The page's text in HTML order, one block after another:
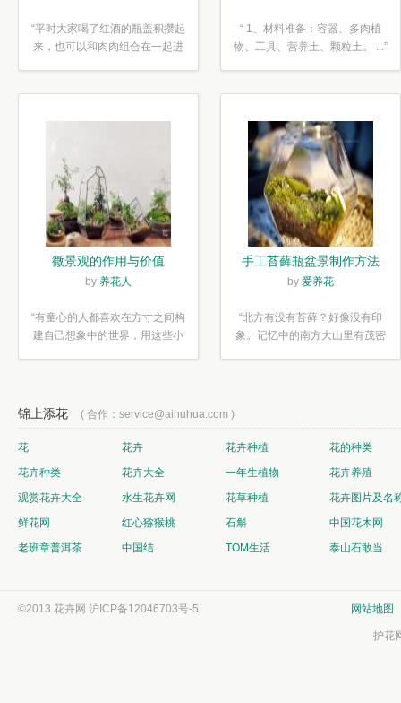
“平时大家喝了红酒的瓶盖积攒起
来，也可以和肉肉组合在一起进
“ 1、材料准备：容器、多肉植
物、工具、营养土、颗粒土。 ...”
微景观的作用与价值
by 养花人
“有童心的人都喜欢在方寸之间构
建自己想象中的世界，用这些小
手工苔藓瓶盆景制作方法
by 爱养花
“北方有没有苔藓？好像没有印
象。记忆中的南方大山里有茂密
锦上添花 ( 合作：service@aihuhua.com )
花 花卉 花卉种植
花的种类
花卉种类
花卉大全 一年生植物
花卉养殖
观赏花卉大全
水生花卉网 花草种植
花卉图片及名
鲜花网
红心猕猴桃 石斛
中国花木网
老班章普洱茶
中国结 TOM生活 泰山石敢当
©2013 花卉网 沪ICP备12046703号-5 网站地图
护花